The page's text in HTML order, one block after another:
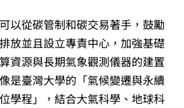
以從碳管制和碳交易著手，鼓勵
放並且設立專責中心，加強基礎
資源與長期氣象觀測儀器的建置
是臺灣大學的「氣候變遷與永續
學程」，結合大氣科學、地球科